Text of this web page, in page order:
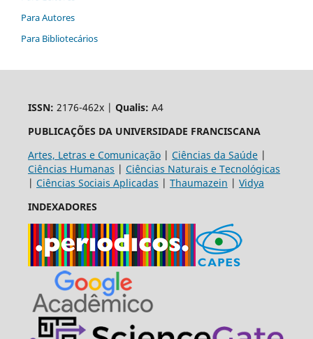
Para Autores
Para Bibliotecários
ISSN: 2176-462x | Qualis: A4
PUBLICAÇÕES DA UNIVERSIDADE FRANCISCANA
Artes, Letras e Comunicação| Ciências da Saúde|
Ciências Humanas | Ciências Naturais e Tecnológicas
| Ciências Sociais Aplicadas | Thaumazein | Vidya
INDEXADORES